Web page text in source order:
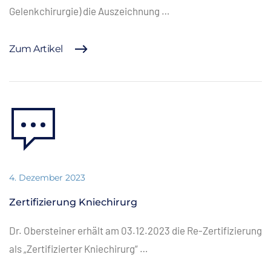
Gelenkchirurgie) die Auszeichnung …
Zum Artikel
4. Dezember 2023
Zertifizierung Kniechirurg
Dr. Obersteiner erhält am 03.12.2023 die Re-Zertifizierung
als „Zertifizierter Kniechirurg“ …